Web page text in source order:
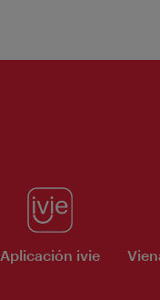
Aplicación ivie